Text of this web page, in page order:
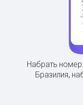
Набрать номер
Бразилия,